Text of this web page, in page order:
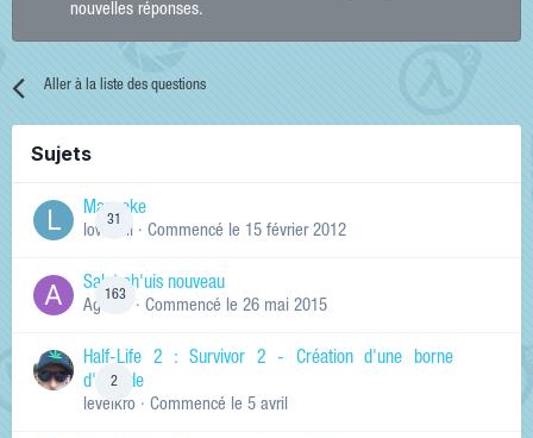
nouvelles réponses.
Aller à la liste des questions
Sujets
31
Manneke
lowskill · Commencé le 15 février 2012
163
Salut ch'uis nouveau
Ag0Nie · Commencé le 26 mai 2015
2
Half-Life 2 : Survivor 2 - Création d'une borne
d'arcade
levelkro · Commencé le 5 avril